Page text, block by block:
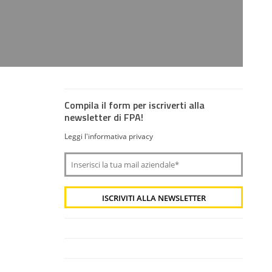
Compila il form per iscriverti alla
newsletter di FPA!
Leggi l'informativa privacy